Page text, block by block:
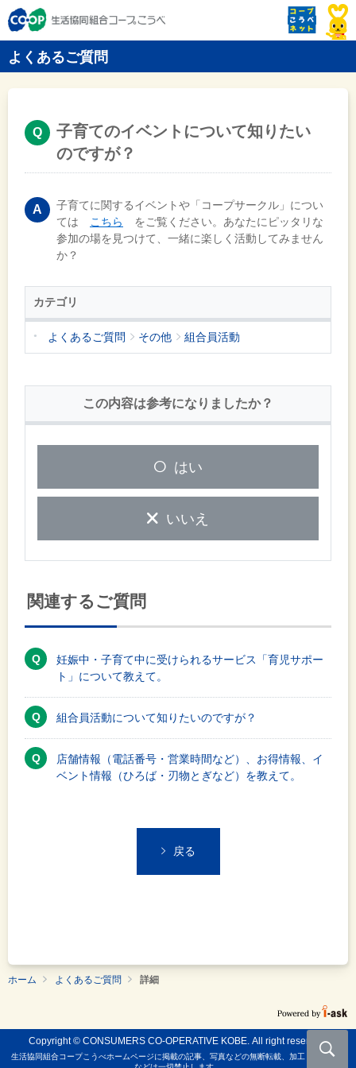
よくあるご質問
子育てのイベントについて知りたい
のですが？
子育てに関するイベントや「コープサークル」につい
ては
こちら
をご覧ください。あなたにピッタリな
参加の場を見つけて、一緒に楽しく活動してみません
か？
カテゴリ
よくあるご質問 その他 組合員活動
この内容は参考になりましたか？
はい
いいえ
関連するご質問
妊娠中・子育て中に受けられるサービス「育児サポー
ト」について教えて。
組合員活動について知りたいのですが？
店舗情報（電話番号・営業時間など）、お得情報、イ
ベント情報（ひろば・刃物とぎなど）を教えて。
戻る
ホーム よくあるご質問 詳細
Copyright © CONSUMERS CO-OPERATIVE KOBE. All right reserved.
生活協同組合コープこうべホームページに掲載の記事、写真などの無断転載、加工しての使用